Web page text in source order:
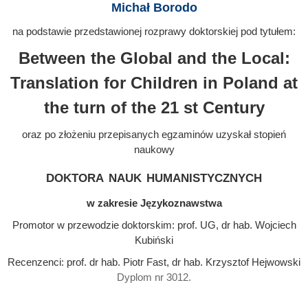
Michał Borodo
na podstawie przedstawionej rozprawy doktorskiej pod tytułem:
Between the Global and the Local:
Translation for Children in Poland at
the turn of the 21 st Century
oraz po złożeniu przepisanych egzaminów uzyskał stopień
naukowy
doktora nauk humanistycznych
w zakresie Językoznawstwa
Promotor w przewodzie doktorskim: prof. UG, dr hab. Wojciech
Kubiński
Recenzenci: prof. dr hab. Piotr Fast, dr hab. Krzysztof Hejwowski
Dyplom nr 3012.